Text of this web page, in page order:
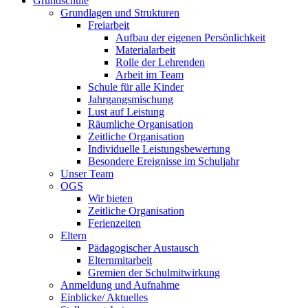
Grundlagen und Strukturen
Freiarbeit
Aufbau der eigenen Persönlichkeit
Materialarbeit
Rolle der Lehrenden
Arbeit im Team
Schule für alle Kinder
Jahrgangsmischung
Lust auf Leistung
Räumliche Organisation
Zeitliche Organisation
Individuelle Leistungsbewertung
Besondere Ereignisse im Schuljahr
Unser Team
OGS
Wir bieten
Zeitliche Organisation
Ferienzeiten
Eltern
Pädagogischer Austausch
Elternmitarbeit
Gremien der Schulmitwirkung
Anmeldung und Aufnahme
Einblicke/ Aktuelles